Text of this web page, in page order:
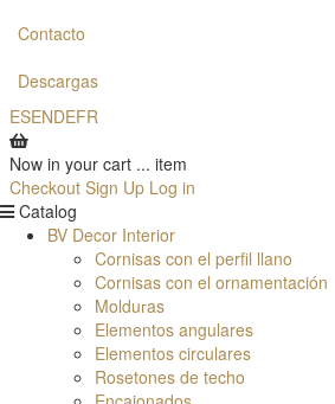
Contacto
Descargas
ESENDEFR
Now in your cart ... item
Checkout Sign Up Log in
Catalog
BV Decor Interior
Cornisas con el perfil llano
Cornisas con el ornamentación
Molduгas
Elementos angulares
Elementos circulares
Rosetones de techo